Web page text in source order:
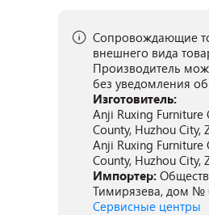
Сопровождающие
внешнего вида
Производитель
без уведомления
Изготовитель:
Anji Ruxing Furniture
County, Huzhou City,
Anji Ruxing Furniture
County, Huzhou City,
Импортер:
Тимирязева, дом №
Сервисные центры